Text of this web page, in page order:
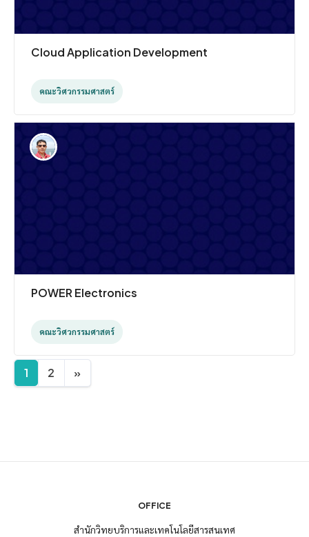
Cloud Application Development
คณะวิศวกรรมศาสตร์
POWER Electronics
คณะวิศวกรรมศาสตร์
1 2 »
OFFICE
สำนักวิทยบริการและเทคโนโลยีสารสนเทศ